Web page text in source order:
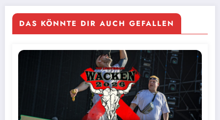
DAS KÖNNTE DIR AUCH GEFALLEN